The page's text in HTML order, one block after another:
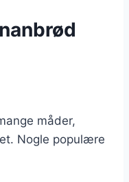
måder,
Nogle populære